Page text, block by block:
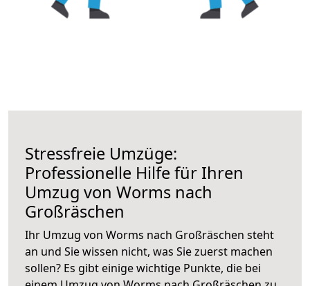
Stressfreie Umzüge:
Professionelle Hilfe für Ihren
Umzug von Worms nach
Großräschen
Ihr Umzug von Worms nach Großräschen steht
an und Sie wissen nicht, was Sie zuerst machen
sollen? Es gibt einige wichtige Punkte, die bei